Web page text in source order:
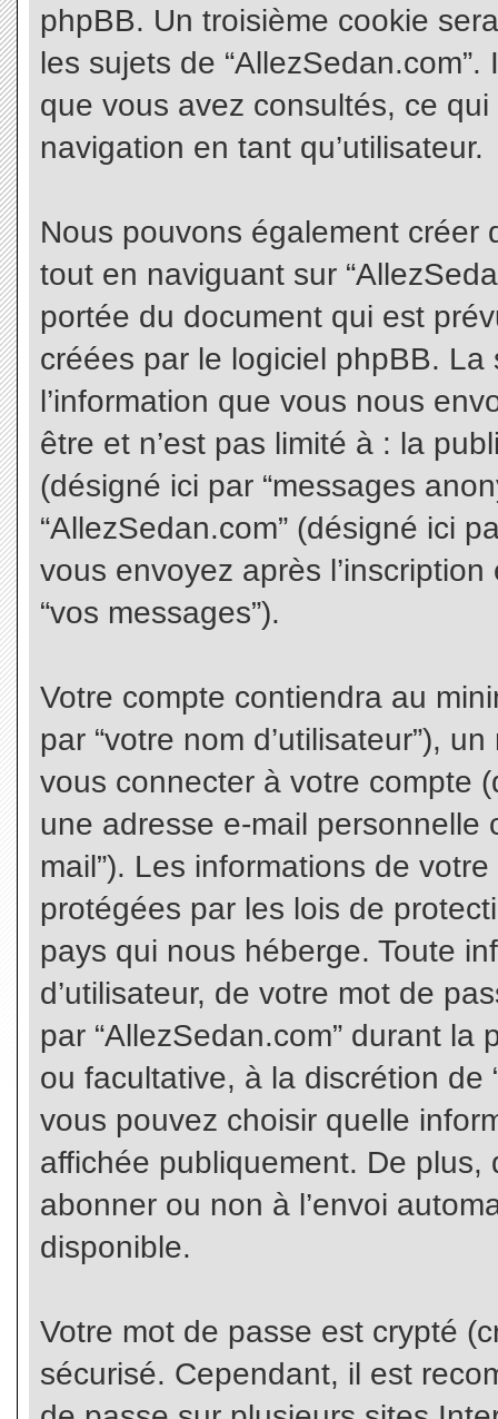
phpBB. Un troisième cookie
les sujets de
que vous avez consultés, ce
navigation en tant qu’utilisateur.
Nous pouvons également créer
tout en naviguant sur
portée du document qui est
créées par le logiciel phpBB.
l’information que vous nous
être et n’est pas limité à : la
(désigné ici par “messages
“AllezSedan.com” (désigné ici
vous envoyez après
“vos messages”).
Votre compte contiendra au
par “votre nom d’utilisateur”),
vous connecter à votre compte
une adresse e-mail personnelle
mail”). Les informations de
protégées par les lois de
pays qui nous héberge. Toute
d’utilisateur, de votre mot de
par “AllezSedan.com” durant la
ou facultative, à la discrétion de
vous pouvez choisir quelle
affichée publiquement. De plus,
abonner ou non à l’envoi
disponible.
Votre mot de passe est crypté
sécurisé. Cependant, il est